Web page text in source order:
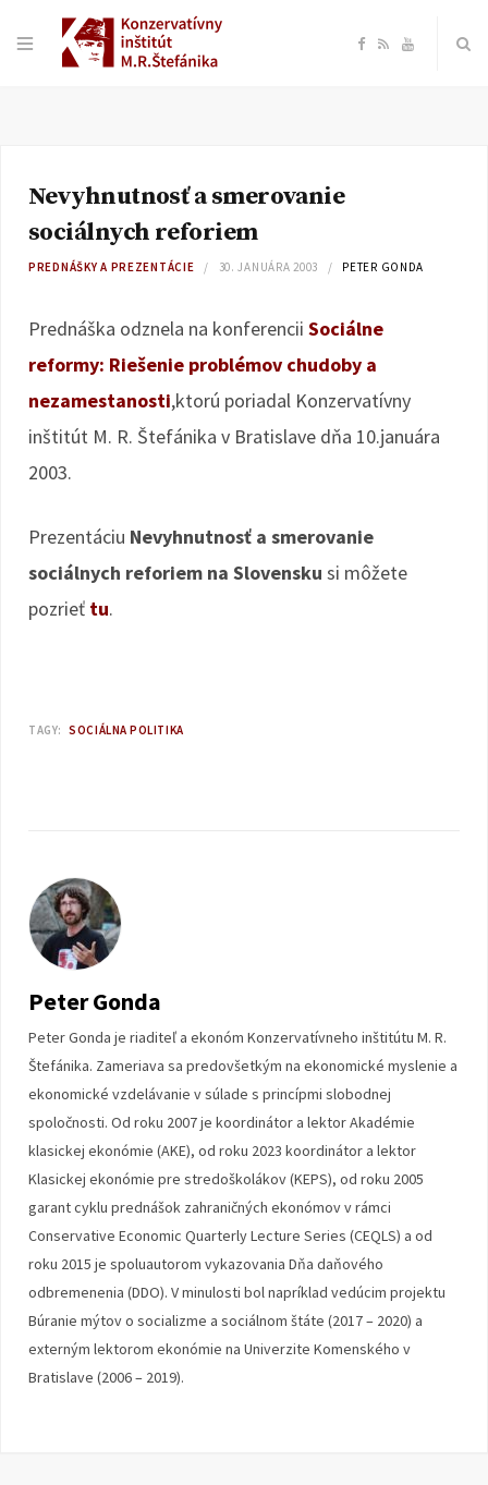
F
b
o
R Y
u
Nevyhnutnosť a smerovanie
sociálnych reforiem
PREDNÁŠKY A PREZENTÁCIE 30. JANUÁRA 2003 PETER GONDA
Prednáška odznela na konferencii Sociálne
reformy: Riešenie problémov chudoby a
nezamestanosti,ktorú poriadal Konzervatívny
inštitút M. R. Štefánika v Bratislave dňa 10.januára
2003.
Prezentáciu Nevyhnutnosť a smerovanie
sociálnych reforiem na Slovensku si môžete
pozrieť tu.
TAGY: SOCIÁLNA POLITIKA
Peter Gonda
Peter Gonda je riaditeľ a ekonóm Konzervatívneho inštitútu M. R.
Štefánika. Zameriava sa predovšetkým na ekonomické myslenie a
ekonomické vzdelávanie v súlade s princípmi slobodnej
spoločnosti. Od roku 2007 je koordinátor a lektor Akadémie
klasickej ekonómie (AKE), od roku 2023 koordinátor a lektor
Klasickej ekonómie pre stredoškolákov (KEPS), od roku 2005
garant cyklu prednášok zahraničných ekonómov v rámci
Conservative Economic Quarterly Lecture Series (CEQLS) a od
roku 2015 je spoluautorom vykazovania Dňa daňového
odbremenenia (DDO). V minulosti bol napríklad vedúcim projektu
Búranie mýtov o socializme a sociálnom štáte (2017 – 2020) a
externým lektorom ekonómie na Univerzite Komenského v
Bratislave (2006 – 2019).